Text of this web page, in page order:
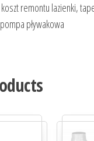
remontu lazienki,
pływakowa